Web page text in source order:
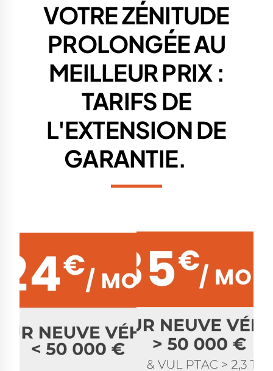
VOTRE ZÉNITUDE
PROLONGÉE AU
MEILLEUR PRIX :
TARIFS DE
L'EXTENSION DE
GARANTIE.